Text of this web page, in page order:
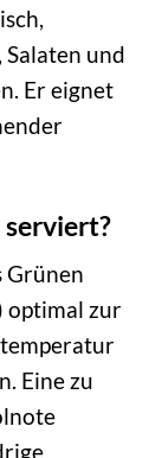
und
Er eignet
serviert?
Grünen
optimal zur
Eine zu